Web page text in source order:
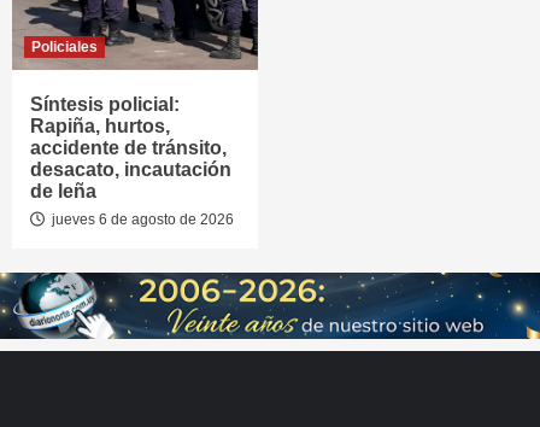
Policiales
Síntesis policial:
Rapiña, hurtos,
accidente de tránsito,
desacato, incautación
de leña
jueves 6 de agosto de 2026